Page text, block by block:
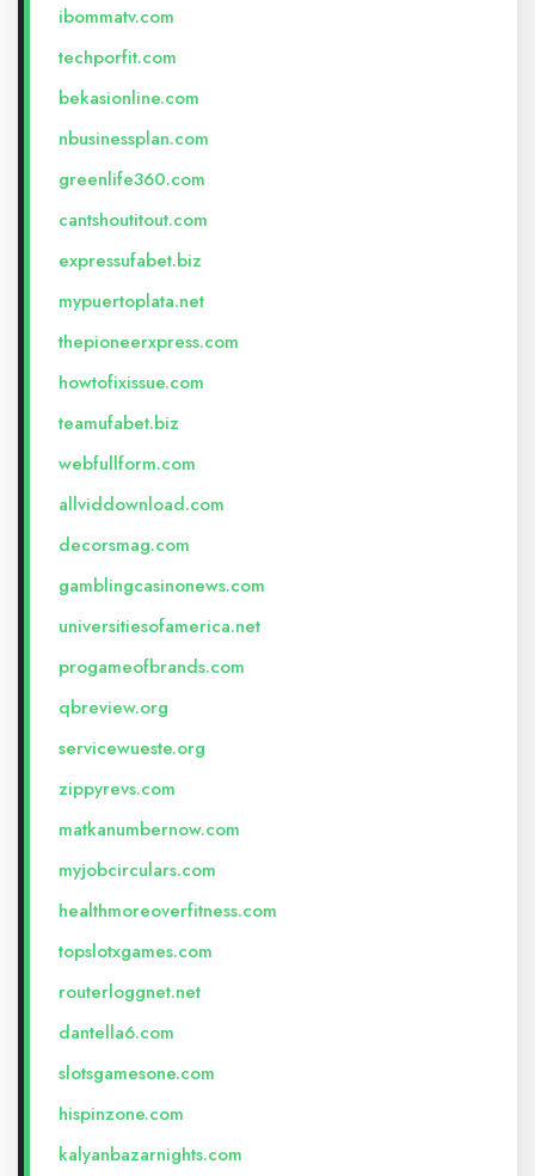
ibommatv.com
techporfit.com
bekasionline.com
nbusinessplan.com
greenlife360.com
cantshoutitout.com
expressufabet.biz
mypuertoplata.net
thepioneerxpress.com
howtofixissue.com
teamufabet.biz
webfullform.com
allviddownload.com
decorsmag.com
gamblingcasinonews.com
universitiesofamerica.net
progameofbrands.com
qbreview.org
servicewueste.org
zippyrevs.com
matkanumbernow.com
myjobcirculars.com
healthmoreoverfitness.com
topslotxgames.com
routerloggnet.net
dantella6.com
slotsgamesone.com
hispinzone.com
kalyanbazarnights.com